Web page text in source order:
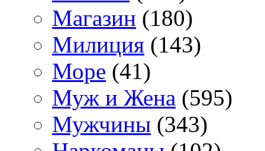
Магазин (180)
Милиция (143)
Море (41)
Муж и Жена (595)
Мужчины (343)